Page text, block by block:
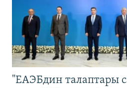
"ЕАЭБдин талаптары